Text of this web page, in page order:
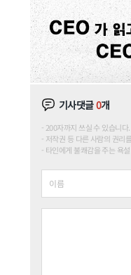
기사댓글0개
200자까지 쓰실 수 있습니
저작권 등 다른 사람의 권리
타인에게 불쾌감을 주는 욕